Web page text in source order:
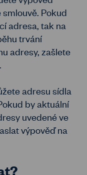
Pokud
adresa, tak na
trvání
adresy, zašlete
adresu sídla
by aktuální
uvedené ve
výpověď na